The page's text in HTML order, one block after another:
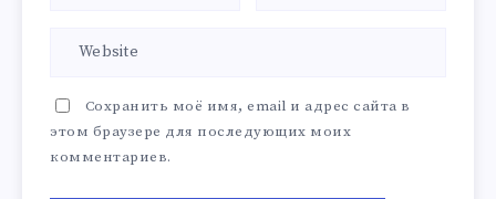
Сохранить моё имя, email и адрес сайта в
этом браузере для последующих моих
комментариев.